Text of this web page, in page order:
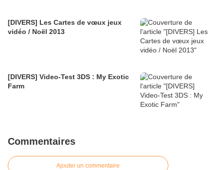
[DIVERS] Les Cartes de vœux jeux
vidéo / Noël 2013
[DIVERS] Video-Test 3DS : My Exotic
Farm
Commentaires
Ajouter un commentaire